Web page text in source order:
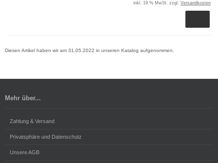
inkl. 19 % MwSt. zzgl. Versandkosten
Diesen Artikel haben wir am 31.05.2022 in unseren Katalog aufgenommen.
Mehr über...
Zahlung & Versand
Privatsphäre und Datenschutz
Unsere AGB